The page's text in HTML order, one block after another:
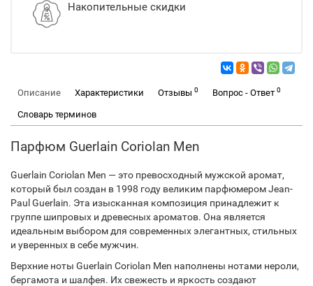
Накопительные скидки
Описание Характеристики Отзывы 0 Вопрос - Ответ 0
Словарь терминов
Парфюм Guerlain Coriolan Men
Guerlain Coriolan Men — это превосходный мужской аромат,
который был создан в 1998 году великим парфюмером Jean-
Paul Guerlain. Эта изысканная композиция принадлежит к
группе шипровых и древесных ароматов. Она является
идеальным выбором для современных элегантных, стильных
и уверенных в себе мужчин.
Верхние ноты Guerlain Coriolan Men наполнены нотами нероли,
бергамота и шалфея. Их свежесть и яркость создают